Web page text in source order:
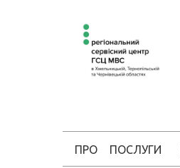
ПРО ПОСЛУГИ